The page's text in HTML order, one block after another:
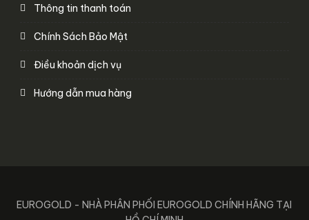
Thông tin thanh toán
Chính Sách Bảo Mật
Điều khoản dịch vụ
Hướng dẫn mua hàng
EUROGOLD - NHÀ PHÂN PHỐI EUROGOLD CHÍNH HÃNG TẠI